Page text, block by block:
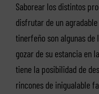
Saborear los distintos
disfrutar de un
tinerfeño son algunas
gozar de su estancia en
tiene la posibilidad de
rincones de inigualable